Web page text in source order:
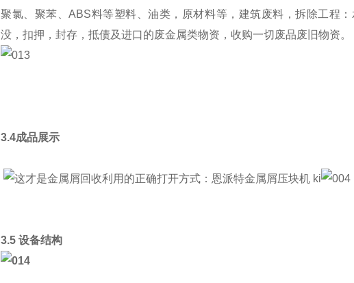
聚氯、聚苯、ABS料等塑料、油类，原材料等，建筑废料，拆除工程
没，扣押，封存，抵债及进口的废金属类物资，收购一切废品废旧物资。
3.4成品展示
3.5 设备结构